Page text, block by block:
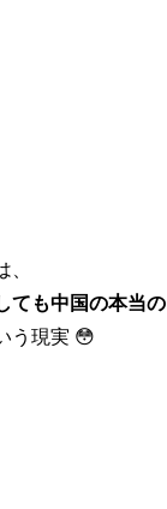
ても中国の本当の
う現実 😳